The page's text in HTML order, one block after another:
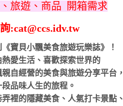
旅遊、商品 開箱需求
:cat@ccs.idv.tw
寶貝小飄美食旅遊玩樂誌》！
熱愛生活、喜歡探索世界的
自經營的美食與旅遊分享平台，
品味人生的旅程。
裡的隱藏美食、人氣打卡景點、